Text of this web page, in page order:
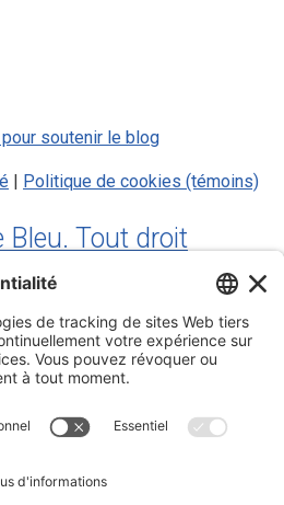
soutenir le blog
| Politique de cookies (témoins)
Tout droit